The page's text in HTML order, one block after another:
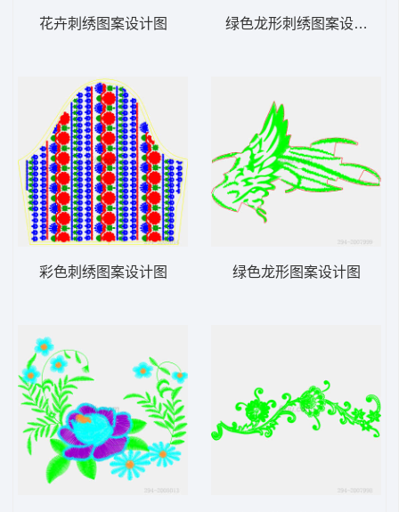
花卉刺绣图案设计图
彩色刺绣图案设计图
绿色龙形刺绣图案设计图
绿色龙形图案设计图